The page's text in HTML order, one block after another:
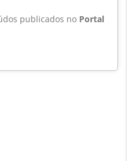
publicados no Portal